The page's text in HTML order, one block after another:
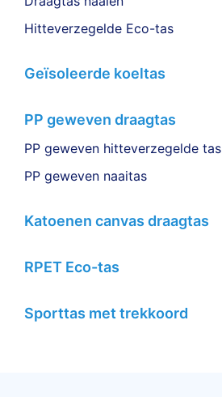
Hitteverzegelde Eco-tas
Geïsoleerde koeltas
PP geweven draagtas
PP geweven hitteverzegelde tas
PP geweven naaitas
Katoenen canvas draagtas
RPET Eco-tas
Sporttas met trekkoord